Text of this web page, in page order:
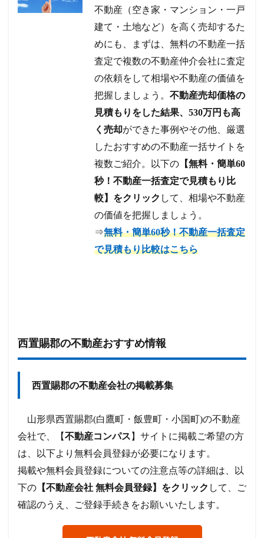
不動産（空き家・マンション・一戸
建て・土地など）を高く売却するた
めにも、まずは、無料の不動産一括
査定で複数の不動産仲介会社に査定
の依頼をして相場や不動産の価値を
把握しましょう。不動産売却価格の
見積もりをした結果、530万円も高
く売却ができた事例やその他、厳選
したおすすめの不動産一括サイトを
複数ご紹介。以下の 【無料・簡単60
秒！不動産一括査定で見積もり比
較】をクリック して、相場や不動産
の価値を把握しましょう。
⇒無料・簡単60秒！不動産一括査定
で見積もり比較はこちら
西置賜郡の不動産おすすめ情報
西置賜郡の不動産会社の掲載募集
山形県西置賜郡(白鷹町・飯豊町・小国町)の不動産
会社で、【不動産コンパス 】サイトに掲載ご希望の方
は、以下より無料会員登録が必要になります。
掲載や無料会員登録についての注意点等の詳細は、以
下の 【不動産会社 無料会員登録】をクリック して、ご
確認のうえ、ご登録手続きをお願いいたします。